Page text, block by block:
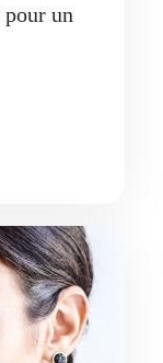
pour un